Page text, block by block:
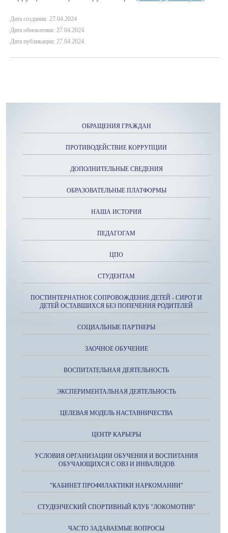
Дата создания: 27.04.2024
Дата обновления: 27.04.2024
Дата публикации: 27.04.2024
ОБРАЩЕНИЯ ГРАЖДАН
ПРОТИВОДЕЙСТВИЕ КОРРУПЦИИ
ДОПОЛНИТЕЛЬНЫЕ СВЕДЕНИЯ
ОБРАЗОВАТЕЛЬНЫЕ ПЛАТФОРМЫ
НАША ИСТОРИЯ
ПЕДАГОГАМ
ЦПО
СТУДЕНТАМ
ПОСТИНТЕРНАТНОЕ СОПРОВОЖДЕНИЕ ДЕТЕЙ - СИРОТ И
ДЕТЕЙ ОСТАВШИХСЯ БЕЗ ПОПЕЧЕНИЯ РОДИТЕЛЕЙ
СОЦИАЛЬНЫЕ ПАРТНЕРЫ
ЗАОЧНОЕ ОБУЧЕНИЕ
ВОСПИТАТЕЛЬНАЯ ДЕЯТЕЛЬНОСТЬ
ЭКСПЕРИМЕНТАЛЬНАЯ ДЕЯТЕЛЬНОСТЬ
ЦЕЛЕВАЯ МОДЕЛЬ НАСТАВНИЧЕСТВА
ЦЕНТР КАРЬЕРЫ
УСЛОВИЯ ОРГАНИЗАЦИИ ОБУЧЕНИЯ И ВОСПИТАНИЯ
ОБУЧАЮЩИХСЯ С ОВЗ И ИНВАЛИДОВ
"КАБИНЕТ ПРОФИЛАКТИКИ НАРКОМАНИИ"
СТУДЕНЧЕСКИЙ СПОРТИВНЫЙ КЛУБ "ЛОКОМОТИВ"
ЧАСТО ЗАДАВАЕМЫЕ ВОПРОСЫ